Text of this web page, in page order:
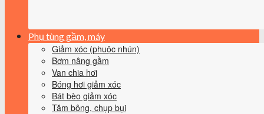
Phụ tùng gầm, máy
Giảm xóc (phuộc nhún)
Bơm nâng gầm
Van chia hơi
Bóng hơi giảm xóc
Bát bèo giảm xóc
Tăm bông, chụp bụi